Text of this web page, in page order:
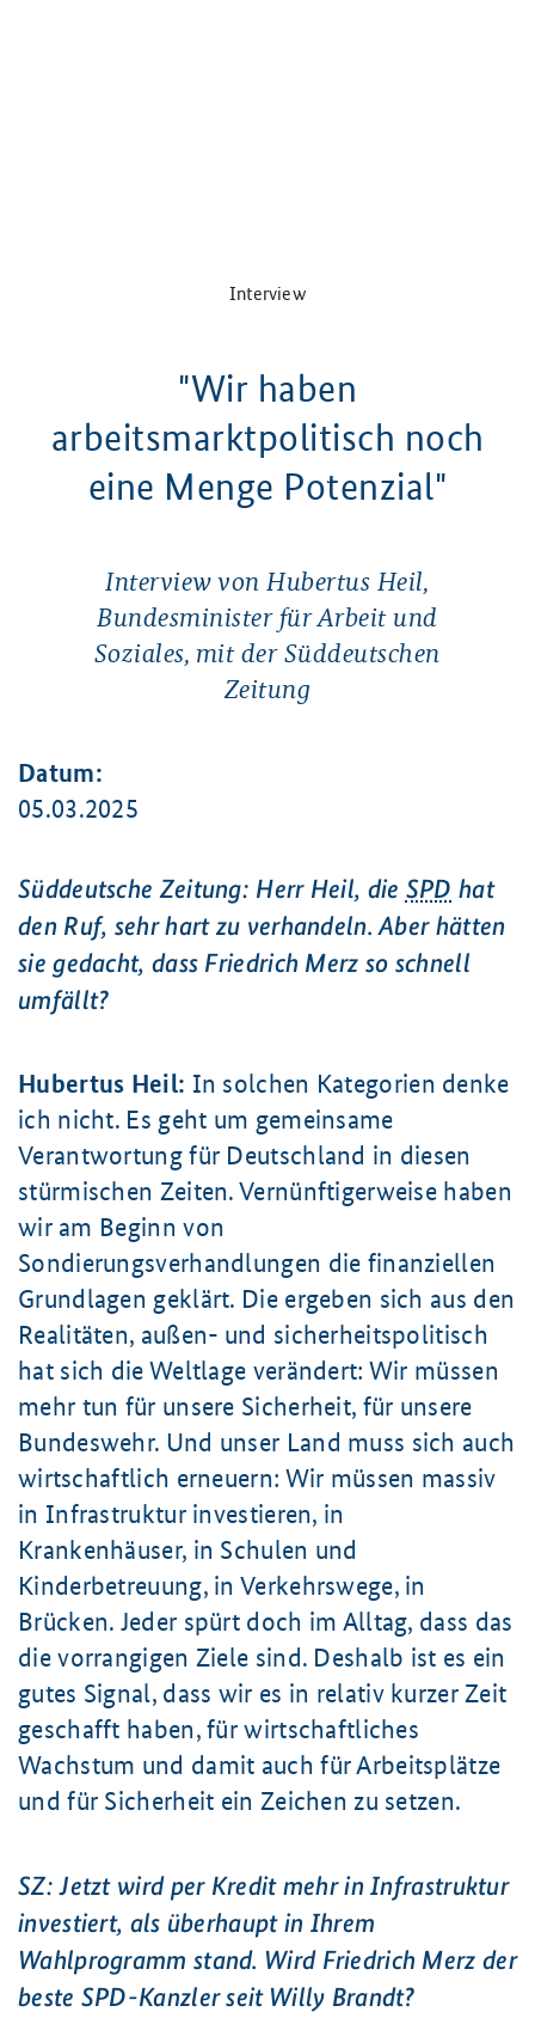
Interview
"Wir haben
arbeitsmarktpolitisch noch
eine Menge Potenzial"
Interview von Hubertus Heil,
Bundesminister für Arbeit und
Soziales, mit der Süddeutschen
Zeitung
Datum:
05.03.2025
Süddeutsche Zeitung: Herr Heil, die SPD hat
den Ruf, sehr hart zu verhandeln. Aber hätten
sie gedacht, dass Friedrich Merz so schnell
umfällt?
Hubertus Heil: In solchen Kategorien denke
ich nicht. Es geht um gemeinsame
Verantwortung für Deutschland in diesen
stürmischen Zeiten. Vernünftigerweise haben
wir am Beginn von
Sondierungsverhandlungen die finanziellen
Grundlagen geklärt. Die ergeben sich aus den
Realitäten, außen- und sicherheitspolitisch
hat sich die Weltlage verändert: Wir müssen
mehr tun für unsere Sicherheit, für unsere
Bundeswehr. Und unser Land muss sich auch
wirtschaftlich erneuern: Wir müssen massiv
in Infrastruktur investieren, in
Krankenhäuser, in Schulen und
Kinderbetreuung, in Verkehrswege, in
Brücken. Jeder spürt doch im Alltag, dass das
die vorrangigen Ziele sind. Deshalb ist es ein
gutes Signal, dass wir es in relativ kurzer Zeit
geschafft haben, für wirtschaftliches
Wachstum und damit auch für Arbeitsplätze
und für Sicherheit ein Zeichen zu setzen.
SZ: Jetzt wird per Kredit mehr in Infrastruktur
investiert, als überhaupt in Ihrem
Wahlprogramm stand. Wird Friedrich Merz der
beste SPD-Kanzler seit Willy Brandt?